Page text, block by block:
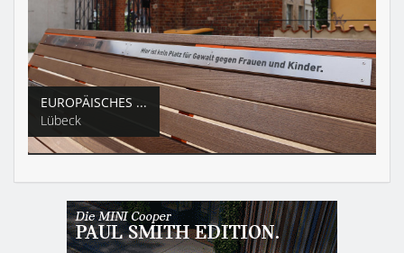
EUROPÄISCHES ...
Lübeck